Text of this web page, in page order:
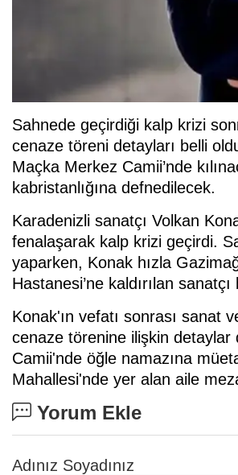
Sahnede geçirdiği kalp krizi
cenaze töreni detayları belli
Maçka Merkez Camii’nde
kabristanlığına defnedilecek.
Karadenizli sanatçı Volkan
fenalaşarak kalp krizi geçirdi.
yaparken, Konak hızla
Hastanesi’ne kaldırılan
Konak'ın vefatı sonrası sanat
cenaze törenine ilişkin
Camii'nde öğle namazına
Mahallesi'nde yer alan aile
Yorum Ekle
Adınız Soyadınız